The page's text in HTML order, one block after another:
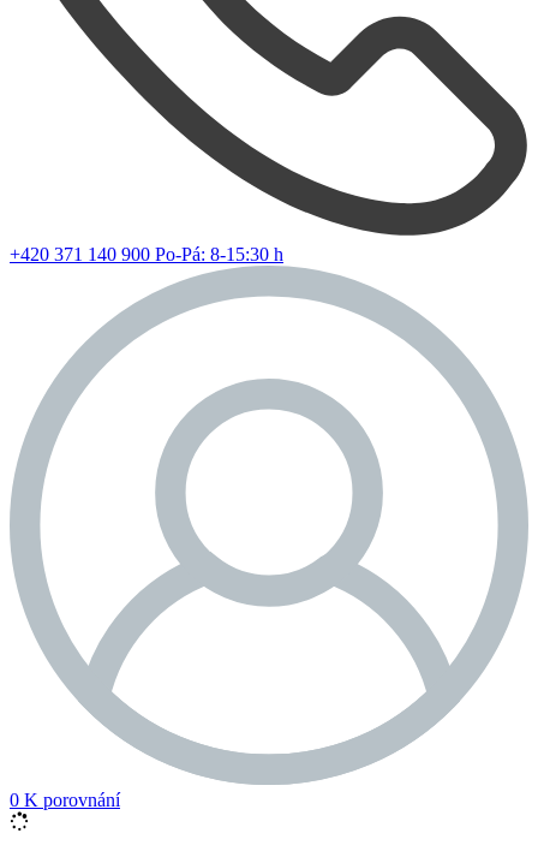
+420 371 140 900 Po-Pá: 8-15:30 h
0 K porovnání